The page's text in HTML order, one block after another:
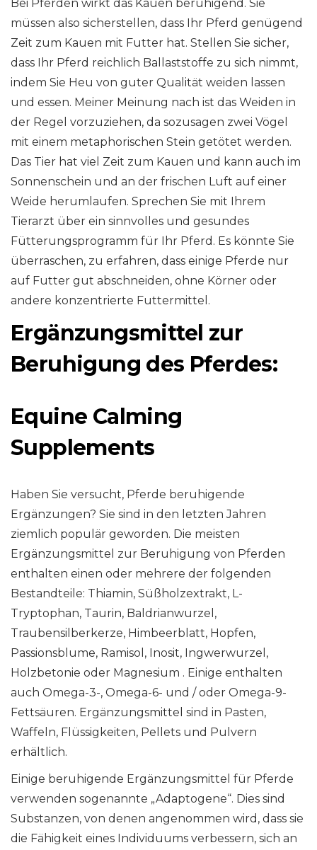
Bei Pferden wirkt das Kauen beruhigend. Sie
müssen also sicherstellen, dass Ihr Pferd genügend
Zeit zum Kauen mit Futter hat. Stellen Sie sicher,
dass Ihr Pferd reichlich Ballaststoffe zu sich nimmt,
indem Sie Heu von guter Qualität weiden lassen
und essen. Meiner Meinung nach ist das Weiden in
der Regel vorzuziehen, da sozusagen zwei Vögel
mit einem metaphorischen Stein getötet werden.
Das Tier hat viel Zeit zum Kauen und kann auch im
Sonnenschein und an der frischen Luft auf einer
Weide herumlaufen. Sprechen Sie mit Ihrem
Tierarzt über ein sinnvolles und gesundes
Fütterungsprogramm für Ihr Pferd. Es könnte Sie
überraschen, zu erfahren, dass einige Pferde nur
auf Futter gut abschneiden, ohne Körner oder
andere konzentrierte Futtermittel.
Ergänzungsmittel zur
Beruhigung des Pferdes:
Equine Calming
Supplements
Haben Sie versucht, Pferde beruhigende
Ergänzungen? Sie sind in den letzten Jahren
ziemlich populär geworden. Die meisten
Ergänzungsmittel zur Beruhigung von Pferden
enthalten einen oder mehrere der folgenden
Bestandteile: Thiamin, Süßholzextrakt, L-
Tryptophan, Taurin, Baldrianwurzel,
Traubensilberkerze, Himbeerblatt, Hopfen,
Passionsblume, Ramisol, Inosit, Ingwerwurzel,
Holzbetonie oder Magnesium . Einige enthalten
auch Omega-3-, Omega-6- und / oder Omega-9-
Fettsäuren. Ergänzungsmittel sind in Pasten,
Waffeln, Flüssigkeiten, Pellets und Pulvern
erhältlich.
Einige beruhigende Ergänzungsmittel für Pferde
verwenden sogenannte „Adaptogene“. Dies sind
Substanzen, von denen angenommen wird, dass sie
die Fähigkeit eines Individuums verbessern, sich an